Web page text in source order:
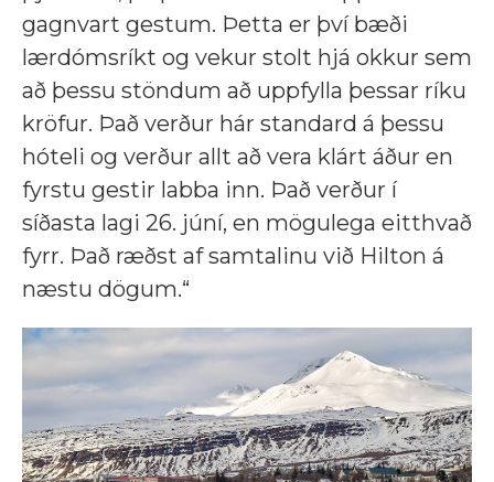
gagnvart gestum. Þetta er því bæði
lærdómsríkt og vekur stolt hjá okkur sem
að þessu stöndum að uppfylla þessar ríku
kröfur. Það verður hár standard á þessu
hóteli og verður allt að vera klárt áður en
fyrstu gestir labba inn. Það verður í
síðasta lagi 26. júní, en mögulega eitthvað
fyrr. Það ræðst af samtalinu við Hilton á
næstu dögum.“